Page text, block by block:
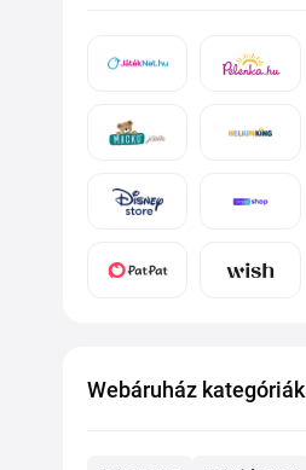
Webáruház kategóriák